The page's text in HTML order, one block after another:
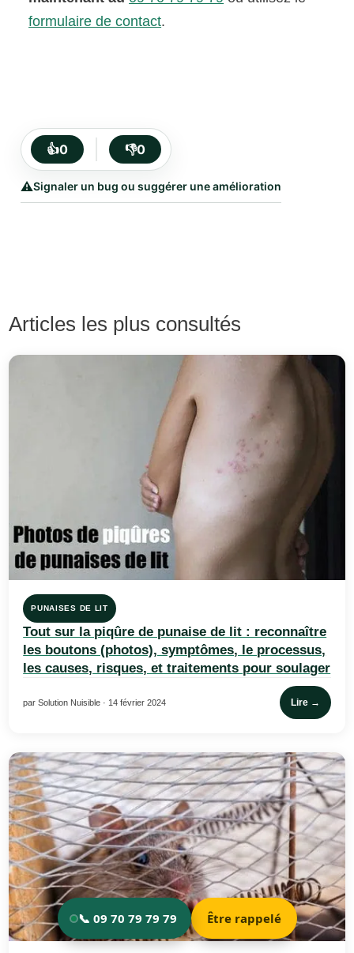
formulaire de contact.
👍0 👎0
⚠️Signaler un bug ou suggérer une amélioration
Articles les plus consultés
PUNAISES DE LIT
Tout sur la piqûre de punaise de lit : reconnaître
les boutons (photos), symptômes, le processus,
les causes, risques, et traitements pour soulager
par Solution Nuisible · 14 février 2024 Lire →